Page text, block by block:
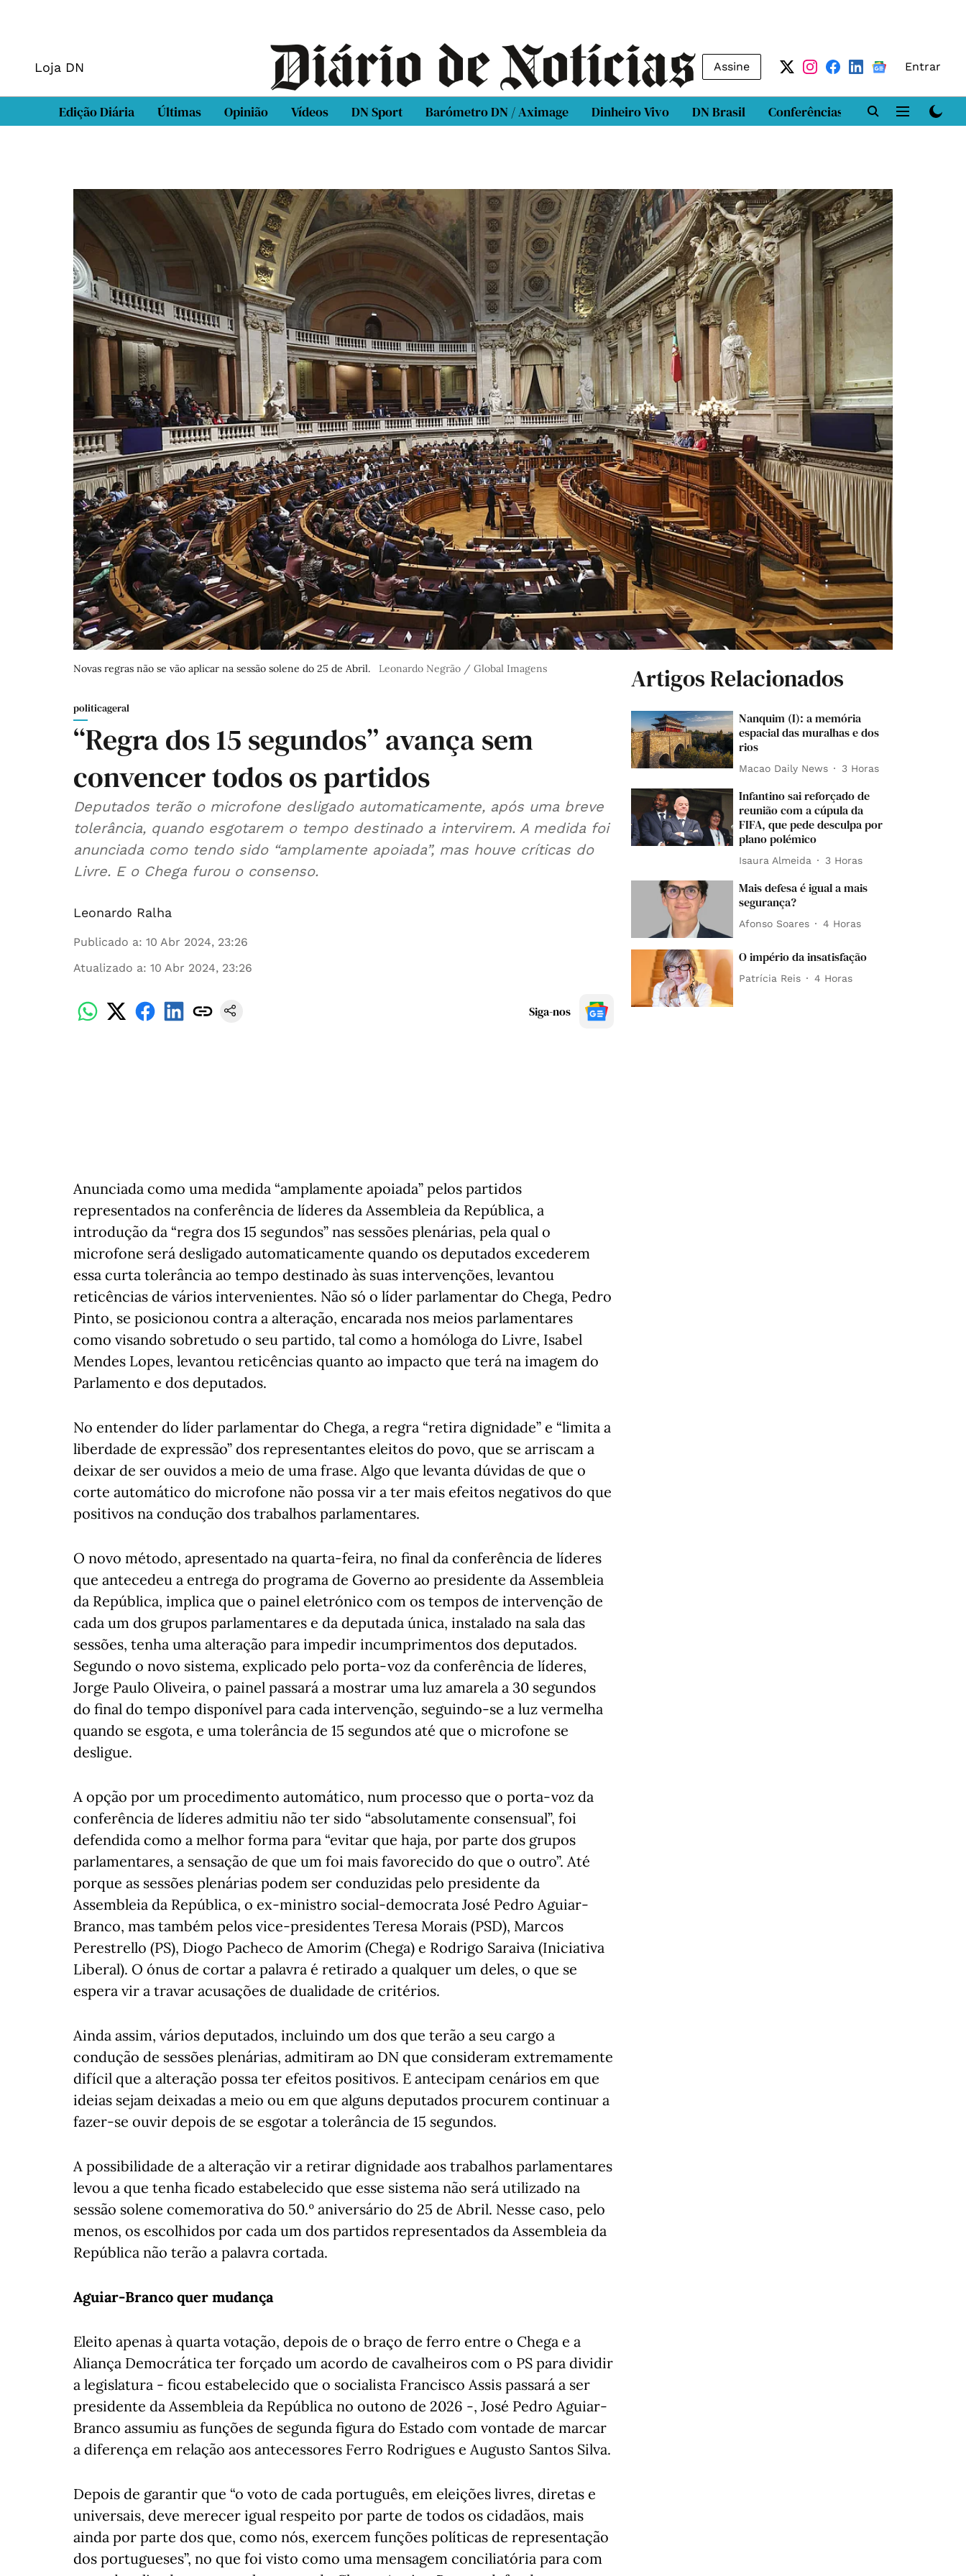
Loja DN Assine Entrar
Edição Diária Últimas Opinião Vídeos DN Sport Barómetro DN / Aximage Dinheiro Vivo DN Brasil Conferências DN LAB
Novas regras não se vão aplicar na sessão solene do 25 de Abril. Leonardo Negrão / Global Imagens
politicageral
“Regra dos 15 segundos” avança sem
convencer todos os partidos
Deputados terão o microfone desligado automaticamente, após uma breve
tolerância, quando esgotarem o tempo destinado a intervirem. A medida foi
anunciada como tendo sido “amplamente apoiada”, mas houve críticas do
Livre. E o Chega furou o consenso.
Leonardo Ralha
Publicado a: 10 Abr 2024, 23:26
Atualizado a: 10 Abr 2024, 23:26
Siga-nos
Anunciada como uma medida “amplamente apoiada” pelos partidos
representados na conferência de líderes da Assembleia da República, a
introdução da “regra dos 15 segundos” nas sessões plenárias, pela qual o
microfone será desligado automaticamente quando os deputados excederem
essa curta tolerância ao tempo destinado às suas intervenções, levantou
reticências de vários intervenientes. Não só o líder parlamentar do Chega, Pedro
Pinto, se posicionou contra a alteração, encarada nos meios parlamentares
como visando sobretudo o seu partido, tal como a homóloga do Livre, Isabel
Mendes Lopes, levantou reticências quanto ao impacto que terá na imagem do
Parlamento e dos deputados.
No entender do líder parlamentar do Chega, a regra “retira dignidade” e “limita a
liberdade de expressão” dos representantes eleitos do povo, que se arriscam a
deixar de ser ouvidos a meio de uma frase. Algo que levanta dúvidas de que o
corte automático do microfone não possa vir a ter mais efeitos negativos do que
positivos na condução dos trabalhos parlamentares.
O novo método, apresentado na quarta-feira, no final da conferência de líderes
que antecedeu a entrega do programa de Governo ao presidente da Assembleia
da República, implica que o painel eletrónico com os tempos de intervenção de
cada um dos grupos parlamentares e da deputada única, instalado na sala das
sessões, tenha uma alteração para impedir incumprimentos dos deputados.
Segundo o novo sistema, explicado pelo porta-voz da conferência de líderes,
Jorge Paulo Oliveira, o painel passará a mostrar uma luz amarela a 30 segundos
do final do tempo disponível para cada intervenção, seguindo-se a luz vermelha
quando se esgota, e uma tolerância de 15 segundos até que o microfone se
desligue.
A opção por um procedimento automático, num processo que o porta-voz da
conferência de líderes admitiu não ter sido “absolutamente consensual”, foi
defendida como a melhor forma para “evitar que haja, por parte dos grupos
parlamentares, a sensação de que um foi mais favorecido do que o outro”. Até
porque as sessões plenárias podem ser conduzidas pelo presidente da
Assembleia da República, o ex-ministro social-democrata José Pedro Aguiar-
Branco, mas também pelos vice-presidentes Teresa Morais (PSD), Marcos
Perestrello (PS), Diogo Pacheco de Amorim (Chega) e Rodrigo Saraiva (Iniciativa
Liberal). O ónus de cortar a palavra é retirado a qualquer um deles, o que se
espera vir a travar acusações de dualidade de critérios.
Ainda assim, vários deputados, incluindo um dos que terão a seu cargo a
condução de sessões plenárias, admitiram ao DN que consideram extremamente
difícil que a alteração possa ter efeitos positivos. E antecipam cenários em que
ideias sejam deixadas a meio ou em que alguns deputados procurem continuar a
fazer-se ouvir depois de se esgotar a tolerância de 15 segundos.
A possibilidade de a alteração vir a retirar dignidade aos trabalhos parlamentares
levou a que tenha ficado estabelecido que esse sistema não será utilizado na
sessão solene comemorativa do 50.º aniversário do 25 de Abril. Nesse caso, pelo
menos, os escolhidos por cada um dos partidos representados da Assembleia da
República não terão a palavra cortada.
Aguiar-Branco quer mudança
Eleito apenas à quarta votação, depois de o braço de ferro entre o Chega e a
Aliança Democrática ter forçado um acordo de cavalheiros com o PS para dividir
a legislatura - ficou estabelecido que o socialista Francisco Assis passará a ser
presidente da Assembleia da República no outono de 2026 -, José Pedro Aguiar-
Branco assumiu as funções de segunda figura do Estado com vontade de marcar
a diferença em relação aos antecessores Ferro Rodrigues e Augusto Santos Silva.
Depois de garantir que “o voto de cada português, em eleições livres, diretas e
universais, deve merecer igual respeito por parte de todos os cidadãos, mais
ainda por parte dos que, como nós, exercem funções políticas de representação
dos portugueses”, no que foi visto como uma mensagem conciliatória para com
Artigos Relacionados
Nanquim (I): a memória
espacial das muralhas e dos
rios
Macao Daily News 3 Horas
Infantino sai reforçado de
reunião com a cúpula da
FIFA, que pede desculpa por
plano polémico
Isaura Almeida 3 Horas
Mais defesa é igual a mais
segurança?
Afonso Soares 4 Horas
O império da insatisfação
Patrícia Reis 4 Horas